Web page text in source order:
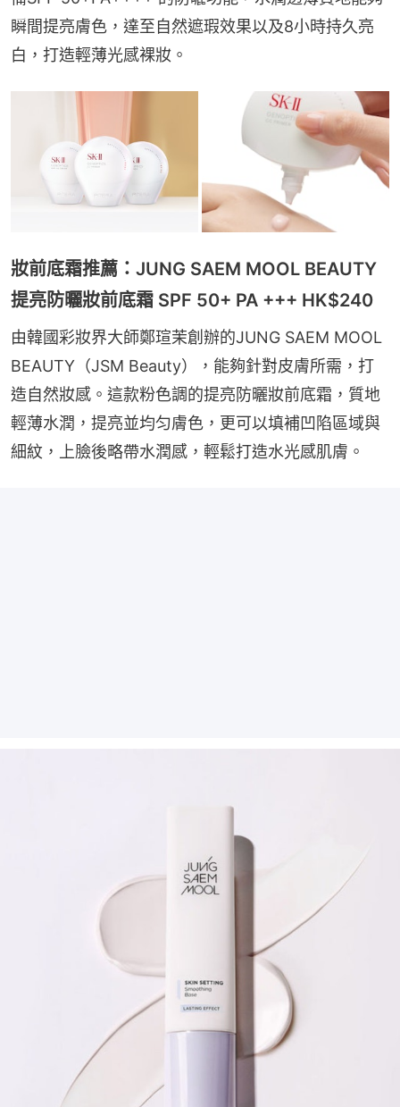
瞬間提亮膚色，達至自然遮瑕效果以及8小時持久亮
白，打造輕薄光感裸妝。
妝前底霜推薦：JUNG SAEM MOOL BEAUTY
提亮防曬妝前底霜 SPF 50+ PA +++ HK$240
由韓國彩妝界大師鄭瑄茉創辦的JUNG SAEM MOOL
BEAUTY（JSM Beauty），能夠針對皮膚所需，打
造自然妝感。這款粉色調的提亮防曬妝前底霜，質地
輕薄水潤，提亮並均匀膚色，更可以填補凹陷區域與
細紋，上臉後略帶水潤感，輕鬆打造水光感肌膚。